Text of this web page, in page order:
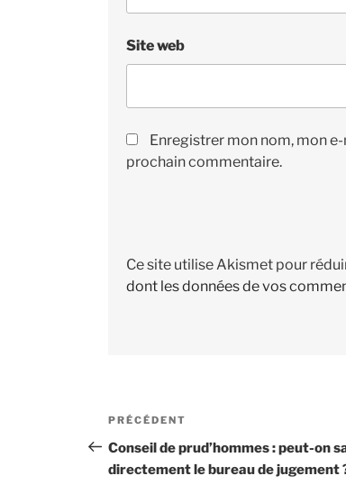
Site web
Enregistrer mon nom, mon
prochain commentaire.
Ce site utilise Akismet pour
dont les données de vos
Navigation
de
l’article
Article
précédent
PRÉCÉDENT
Conseil de prud’hommes : peut-on
directement le bureau de jugement